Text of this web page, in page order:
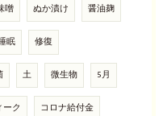
噌 ぬか漬け 醤油麹
眠 修復
土 微生物 5月
ク コロナ給付金